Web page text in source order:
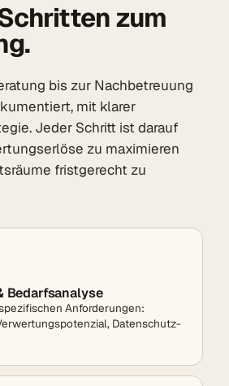
zum
bis zur Nachbetreuung
mit klarer
Jeder Schritt ist darauf
zu maximieren
fristgerecht zu
Bedarfsanalyse
Anforderungen:
Datenschutz-